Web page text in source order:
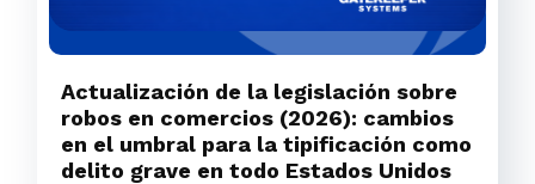
Actualización de la legislación sobre
robos en comercios (2026): cambios
en el umbral para la tipificación como
delito grave en todo Estados Unidos